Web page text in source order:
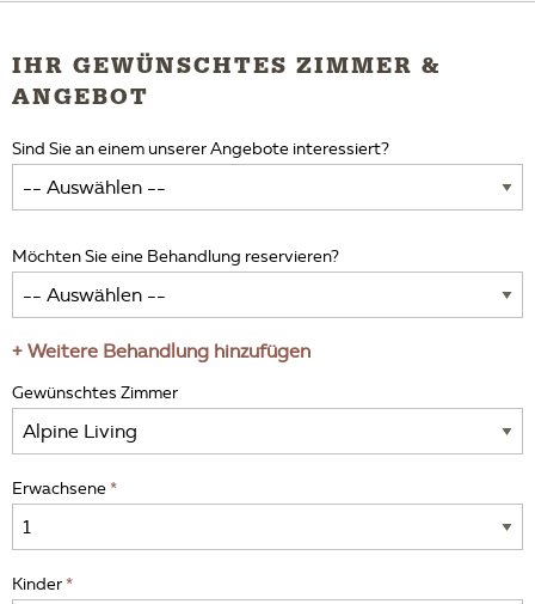
IHR GEWÜNSCHTES ZIMMER &
ANGEBOT
Sind Sie an einem unserer Angebote interessiert?
Möchten Sie eine Behandlung reservieren?
+ Weitere Behandlung hinzufügen
Gewünschtes Zimmer
Erwachsene
Kinder